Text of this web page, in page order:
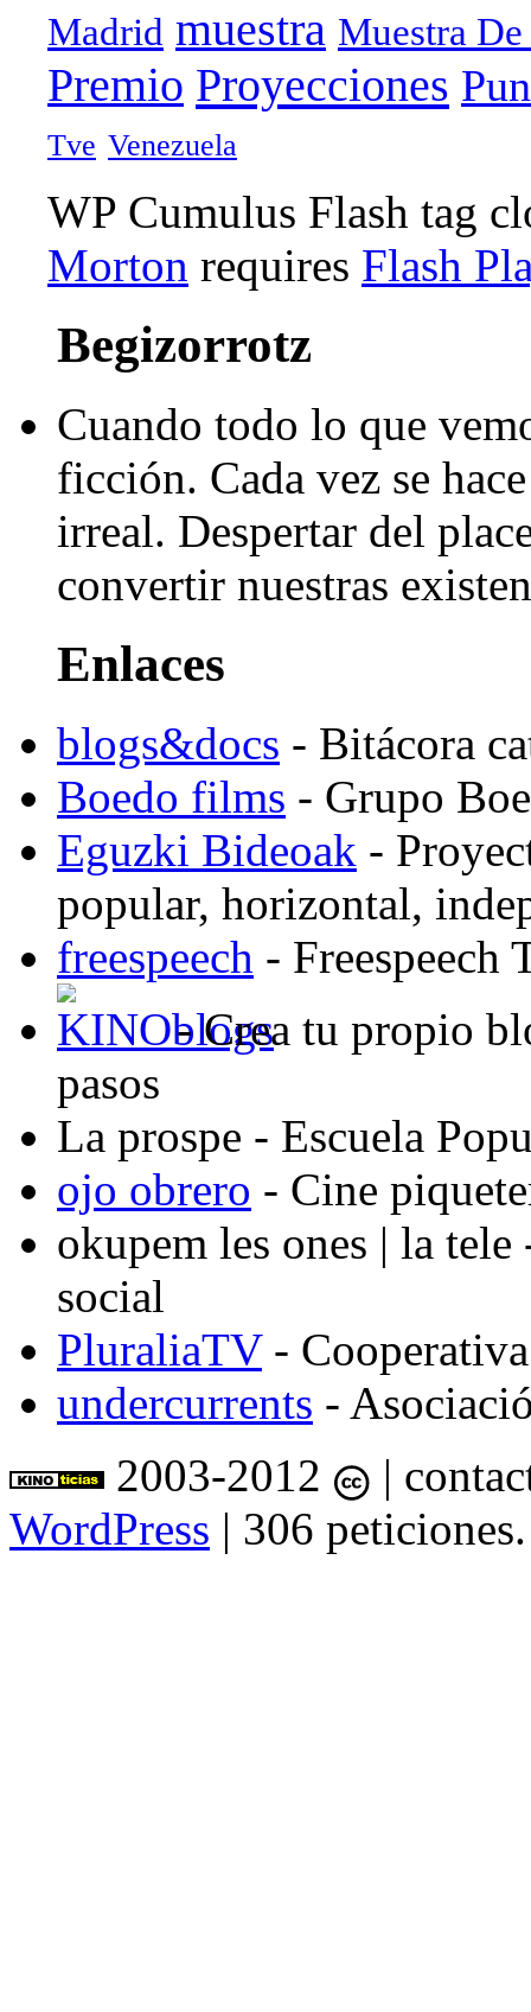
Madrid muestra Muestra
Premio Proyecciones
Tve Venezuela
WP Cumulus Flash tag
Morton requires Flash
Begizorrotz
Cuando todo lo que
ficción. Cada vez se
irreal. Despertar del
convertir nuestras
Enlaces
blogs&docs - Bitácora
Boedo films - Grupo
Eguzki Bideoak -
popular, horizontal,
freespeech - Freespeech
- Crea tu propio
pasos
La prospe - Escuela
ojo obrero - Cine
okupem les ones | la tele
social
PluraliaTV-
undercurrents -
2003-2012
|
WordPress | 306